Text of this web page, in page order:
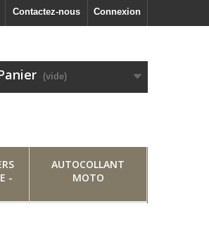
Connexion
Contactez-nous
(vide)
-
AUTOCOLLANT
MOTO